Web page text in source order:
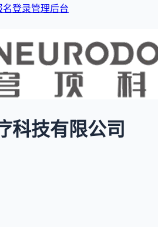
名登录管理后台
科技有限公司